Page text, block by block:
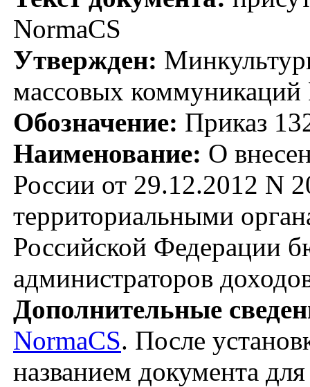
NormaCS
Утвержден:
массовых
Обозначение: Приказ
Наименование: О
России от 29.12.2012 N
территориальными
Российской Федерации
администраторов
Дополнительные
NormaCS. После
названием документа